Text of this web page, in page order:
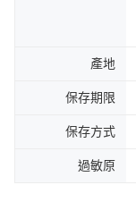
產地
保存期限
保存方式
過敏原